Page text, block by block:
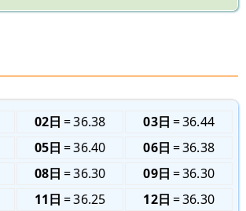
02日 36.38 03日
36.44
05日 36.40 06日
36.38
08日 36.30 09日
36.30
11日 36.25 12日
36.30